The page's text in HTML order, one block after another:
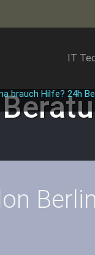
IT
brauch Hilfe? 24h
Berlin